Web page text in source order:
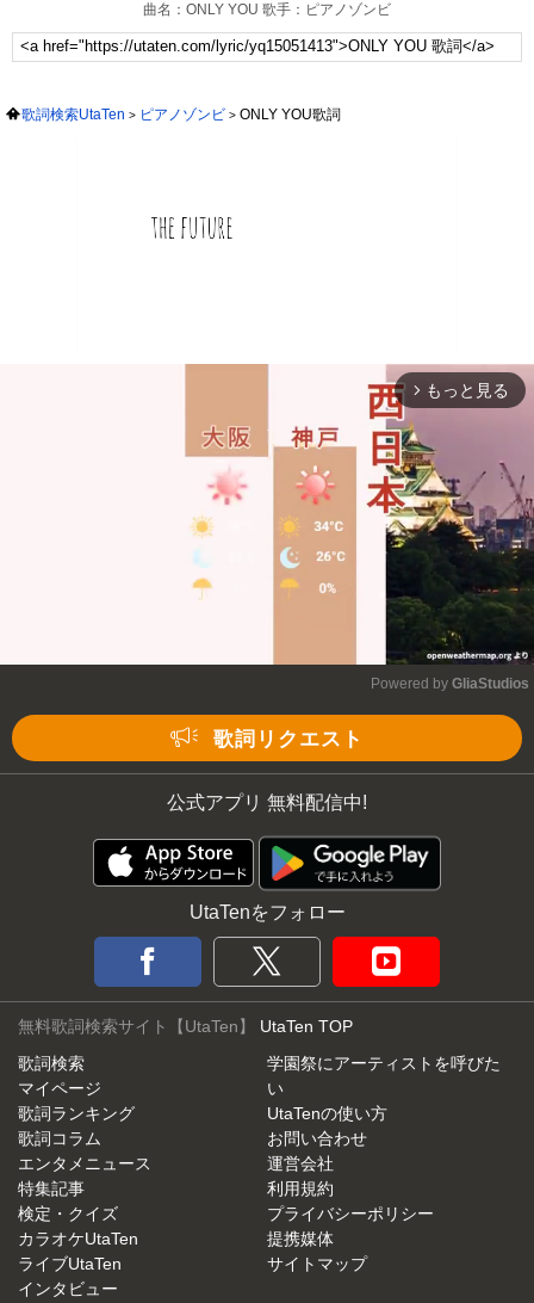
曲名：ONLY YOU 歌手：ピアノゾンビ
歌詞検索UtaTen ピアノゾンビ ONLY YOU歌詞
arrow_forward_ios もっと見る
Powered by GliaStudios
歌詞リクエスト
公式アプリ 無料配信中!
UtaTenをフォロー
無料歌詞検索サイト【UtaTen】 UtaTen TOP
歌詞検索
マイページ
歌詞ランキング
歌詞コラム
エンタメニュース
特集記事
検定・クイズ
カラオケUtaTen
ライブUtaTen
インタビュー
学園祭にアーティストを呼びた
い
UtaTenの使い方
お問い合わせ
運営会社
利用規約
プライバシーポリシー
提携媒体
サイトマップ